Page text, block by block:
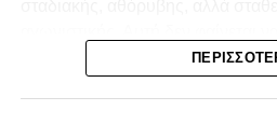
της κατηγορίας. Της συρρίκνωσης